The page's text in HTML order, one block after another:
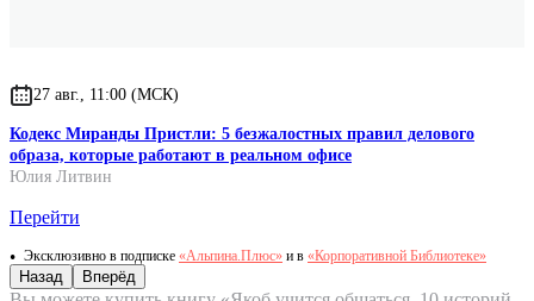
27 авг., 11:00 (МСК)
Кодекс Миранды Пристли: 5 безжалостных правил делового
образа, которые работают в реальном офисе
Юлия Литвин
Перейти
Эксклюзивно в подписке «Альпина.Плюс» и в «Корпоративной Библиотеке»
Назад Вперёд